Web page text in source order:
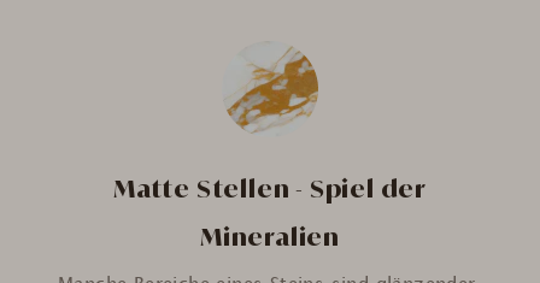
Matte Stellen - Spiel der
Mineralien